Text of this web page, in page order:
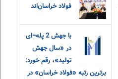
فولاد خراسان‌اند
با جهش 2 پله¬ای
در «سال جهش
تولید»، رقم خورد:
برترین رتبه «فولاد خراسان» در